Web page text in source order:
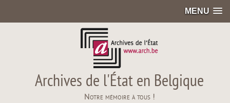
MENU
Archives de l'État en Belgique
Notre mémoire à tous !